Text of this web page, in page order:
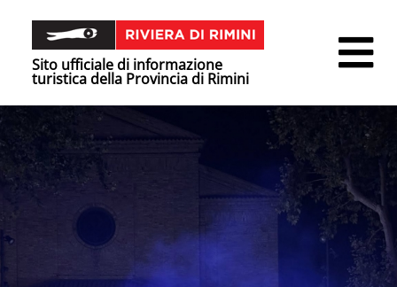
Sito ufficiale di informazione
turistica della Provincia di Rimini